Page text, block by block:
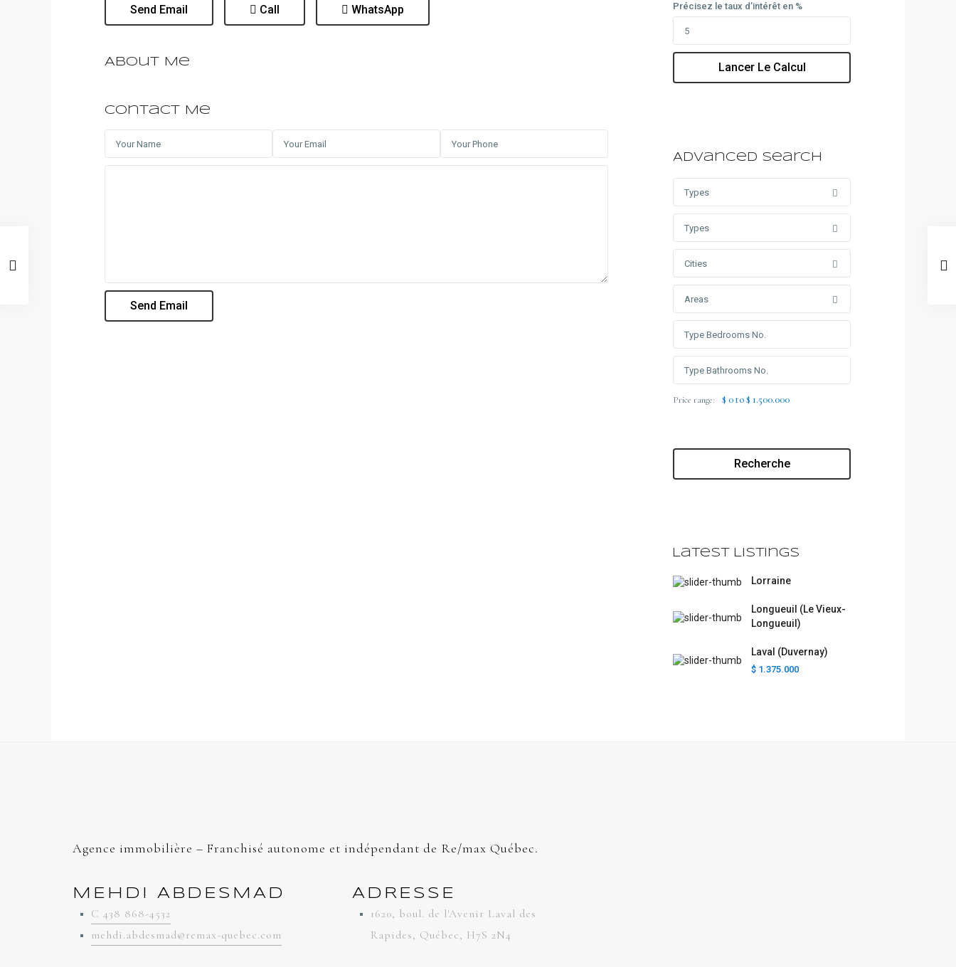
Send Email Call WhatsApp
About Me
Contact Me
Précisez le taux d’intérêt en %
Lancer Le Calcul
Advanced Search
Types
Types
Cities
Areas
Price range: $ 0 to $ 1.500.000
Recherche
Latest Listings
Lorraine
Longueuil (Le Vieux-
Longueuil)
Laval (Duvernay)
$ 1.375.000
Agence immobilière – Franchisé autonome et indépendant de Re/max Québec.
MEHDI ABDESMAD
C 438 868-4532
mehdi.abdesmad@remax-quebec.com
ADRESSE
1620, boul. de l'Avenir Laval des
Rapides, Québec, H7S 2N4